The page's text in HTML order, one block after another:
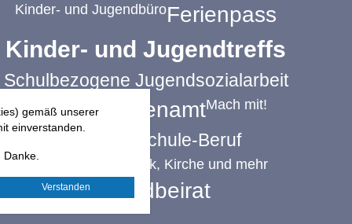
gemäß unserer
einverstanden.
Danke.
Verstanden
Kinder- und JugendbüroFerienpass
Kinder- und Jugendtreffs
Schulbezogene Jugendsozialarbeit
Jugendplätze EhrenamtMach mit!
Übergang Schule-Beruf
Freizeit: Sport, Musik, Kirche und mehr
Jugendbeirat